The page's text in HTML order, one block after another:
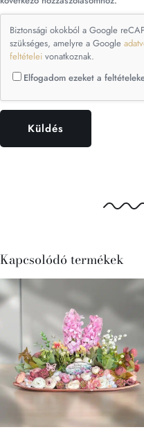
Biztonsági okokból a Google
szükséges, amelyre a Google
feltételei vonatkoznak.
Elfogadom ezeket a
Kapcsolódó termékek